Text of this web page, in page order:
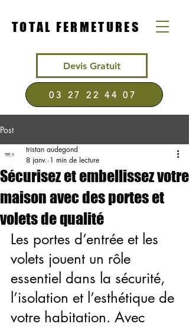
TOTAL FERMETURES
Devis Gratuit
03 27 22 44 07
Post
Sécurisez et embellissez votre
maison avec des portes et
volets de qualité
tristan audegond
8 janv. 1 min de lecture
Les portes d’entrée et les
volets jouent un rôle
essentiel dans la sécurité,
l’isolation et l’esthétique de
votre habitation. Avec